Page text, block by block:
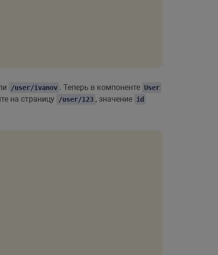
/user/ivanov . Теперь в компоненте User
на страницу /user/123 , значение id